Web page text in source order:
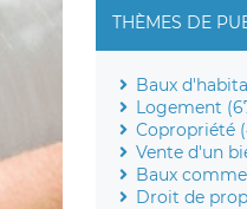
THÈMES DE
Baux
Logement
Copropriété
Vente d'un
Baux
Droit de